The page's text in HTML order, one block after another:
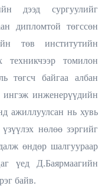
дээд сургуулийг
дипломтой төгссөн
төв институтийн
техникчээр томилон
төгсч байгаа албан
инженерүүдийн
ажиллуулсан нь хувь
нөлөө зэргийг
өндөр шалгуураар
үед Д.Баярмаагийн
байв.